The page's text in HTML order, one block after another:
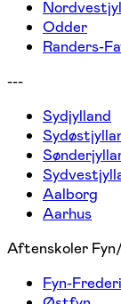
Odder
Randers-
---
Sydjylland
Aalborg
Aarhus
Aftenskoler
Fyn-